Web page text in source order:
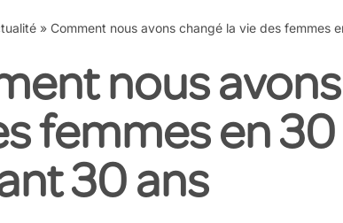
» Comment nous avons changé la vie des femmes
nous
femmes en
30 ans